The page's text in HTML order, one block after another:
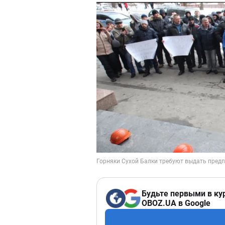
Будьте первыми в
OBOZ.UA в Google